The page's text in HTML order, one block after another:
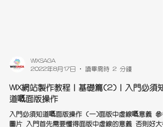
2022年8月17日
讀畢需時 2 分鐘
WIX網站製作教程｜基礎篇(2)｜入門必須知
道嘅面版操作